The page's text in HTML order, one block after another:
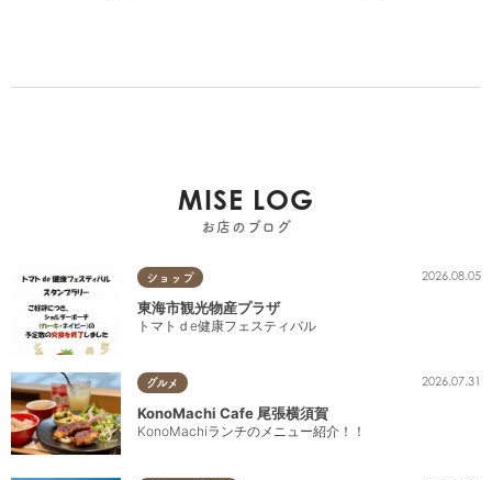
MISE LOG
お店のブログ
ショップ 2026.08.05
東海市観光物産プラザ
トマトｄe健康フェスティバル
グルメ 2026.07.31
KonoMachi Cafe 尾張横須賀
KonoMachiランチのメニュー紹介！！